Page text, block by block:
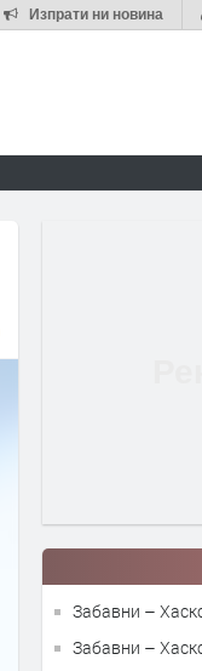
Изпрати ни новина
Забавни –
Забавни –